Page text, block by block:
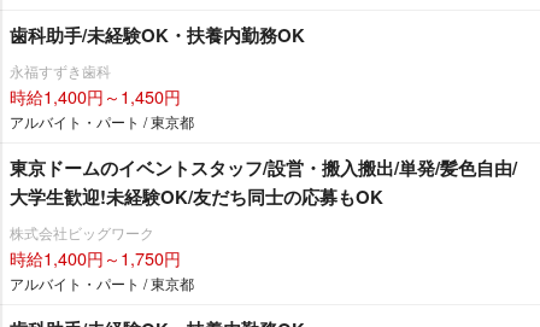
歯科助手/未経験OK・扶養内勤務OK
永福すずき歯科
時給1,400円～1,450円
アルバイト・パート / 東京都
東京ドームのイベントスタッフ/設営・搬入搬出/単発/髪色自由/
大学生歓迎!未経験OK/友だち同士の応募もOK
株式会社ビッグワーク
時給1,400円～1,750円
アルバイト・パート / 東京都